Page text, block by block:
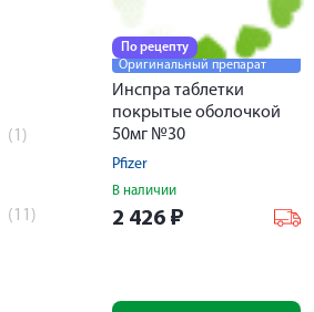
(1)
(11)
По рецепту
Оригинальный препарат
Инспра таблетки
покрытые оболочкой
50мг №30
Pfizer
В наличии
2 426 ₽